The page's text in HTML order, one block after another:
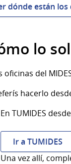
dónde están los
lo
oficinas del
hacerlo
En TUMIDES
Ir a TUMIDES
Una vez allí,